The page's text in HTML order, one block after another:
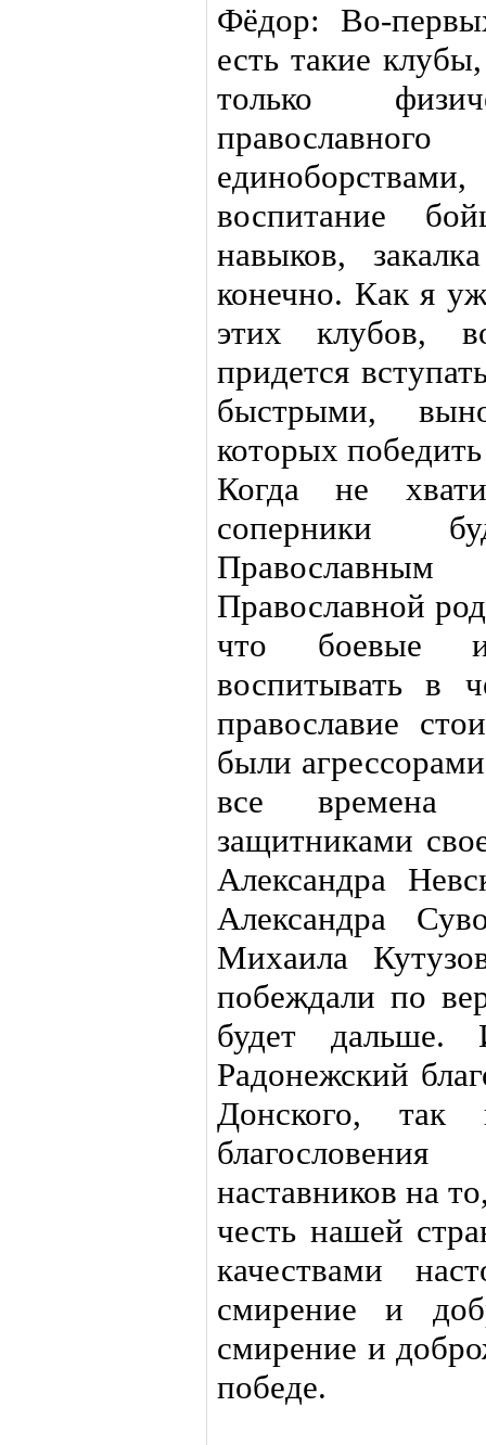
Фёдор: Во-
есть такие
только
воспитание
навыков,
конечно. Как я
этих клубов,
придется
быстрыми,
которых
Когда не
соперники
Православной
что боевые
воспитывать в
православие
были
все времена
защитниками
Александра
Александра
Михаила
побеждали по
будет
Радонежский
Донского,
наставников на
честь нашей
качествами
смирение и
смирение и
победе.